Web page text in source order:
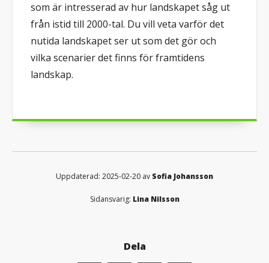
som är intresserad av hur landskapet såg ut
från istid till 2000-tal. Du vill veta varför det
nutida landskapet ser ut som det gör och
vilka scenarier det finns för framtidens
landskap.
Uppdaterad: 2025-02-20 av Sofia Johansson
Sidansvarig: Lina Nilsson
Dela